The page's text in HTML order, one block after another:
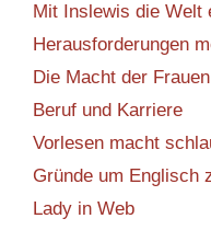
Mit Inslewis die Welt
Herausforderungen
Die Macht der
Beruf und Karriere
Vorlesen macht
Gründe um Englisch
Lady in Web